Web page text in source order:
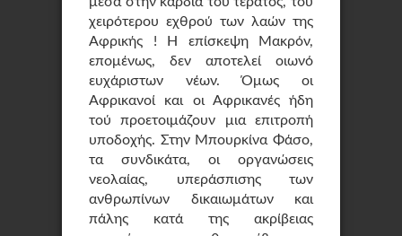
χειρότερου εχθρού των λαών της
Αφρικής ! Η επίσκεψη Μακρόν,
επομένως, δεν αποτελεί οιωνό
ευχάριστων νέων. Όμως οι
Αφρικανοί και οι Αφρικανές ήδη
τού προετοιμάζουν μια επιτροπή
υποδοχής. Στην Μπουρκίνα Φάσο,
τα συνδικάτα, οι οργανώσεις
νεολαίας, υπεράσπισης των
ανθρωπίνων δικαιωμάτων και
πάλης κατά της ακρίβειας